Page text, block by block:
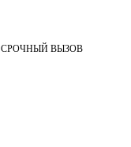
СРОЧНЫЙ ВЫЗОВ